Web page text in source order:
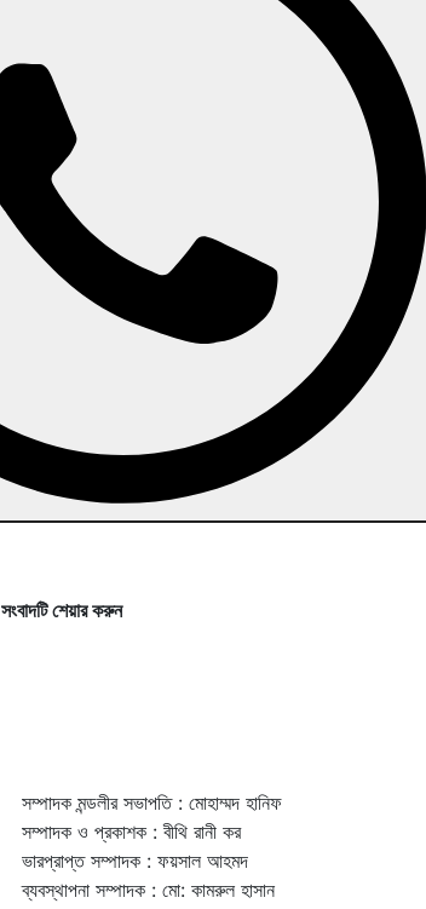
সংবাদটি শেয়ার করুন
সম্পাদক মন্ডলীর সভাপতি : মোহাম্মদ হানিফ
সম্পাদক ও প্রকাশক : বীথি রানী কর
ভারপ্রাপ্ত সম্পাদক : ফয়সাল আহমদ
ব্যবস্থাপনা সম্পাদক : মো: কামরুল হাসান